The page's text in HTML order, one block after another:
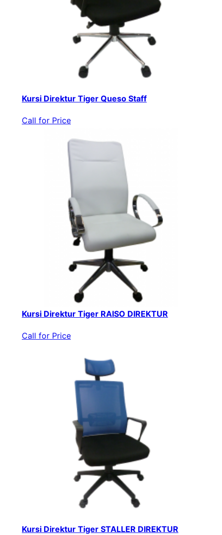
Kursi Direktur Tiger Queso Staff
Call for Price
Kursi Direktur Tiger RAISO DIREKTUR
Call for Price
Kursi Direktur Tiger STALLER DIREKTUR